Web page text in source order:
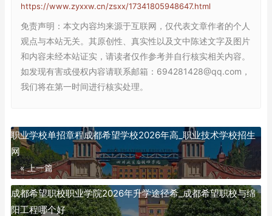
https://www.zyxxw.cn/zsxx/17341805948647.html
免责声明 ：本文内容均来源于互联网，仅代表文章作者的个人
观点与本站无关。其原创性、真实性以及文中陈述文字及图片
和内容未经本站证实，请读者仅作参考并自行核实相关内容。
如发现有害或侵权内容请联系邮箱：694281428@qq.com，
我们将在第一时间进行核实处理。
职业学校单招章程成都希望学校2026年高_职业技术学校招生
网
« 上一篇
成都希望职校职业学院2026年升学途径希_成都希望职校与绵
阳工程哪个好